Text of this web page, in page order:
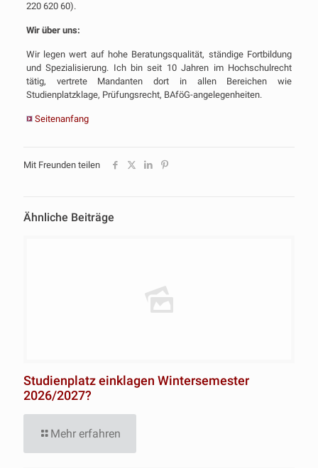
220 620 60).
Wir über uns:
Wir legen wert auf hohe Beratungsqualität, ständige Fortbildung
und Spezialisierung. Ich bin seit 10 Jahren im Hochschulrecht
tätig, vertrete Mandanten dort in allen Bereichen wie
Studienplatzklage, Prüfungsrecht, BAföG-angelegenheiten.
Seitenanfang
Mit Freunden teilen
Ähnliche Beiträge
Studienplatz einklagen Wintersemester
2026/2027?
Mehr erfahren